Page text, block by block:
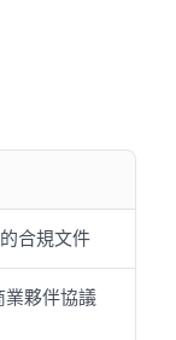
合規文件
夥伴協議